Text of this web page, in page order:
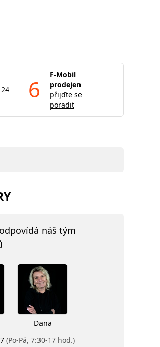
6
F-Mobil
prodejen
přijďte se
poradit
náš tým
Dana
(Po-Pá, 7:30-17 hod.)